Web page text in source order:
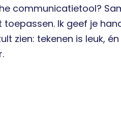
communicatietool?
Ik geef je
zien: tekenen is leuk,